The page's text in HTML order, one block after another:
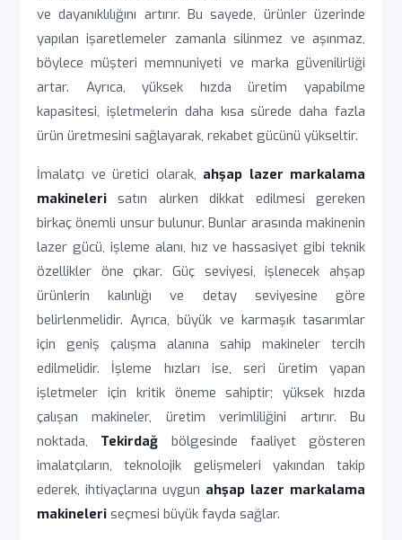
ve dayanıklılığını artırır. Bu sayede, ürünler üzerinde
yapılan işaretlemeler zamanla silinmez ve aşınmaz,
böylece müşteri memnuniyeti ve marka güvenilirliği
artar. Ayrıca, yüksek hızda üretim yapabilme
kapasitesi, işletmelerin daha kısa sürede daha fazla
ürün üretmesini sağlayarak, rekabet gücünü yükseltir.
İmalatçı ve üretici olarak, ahşap lazer markalama
makineleri satın alırken dikkat edilmesi gereken
birkaç önemli unsur bulunur. Bunlar arasında makinenin
lazer gücü, işleme alanı, hız ve hassasiyet gibi teknik
özellikler öne çıkar. Güç seviyesi, işlenecek ahşap
ürünlerin kalınlığı ve detay seviyesine göre
belirlenmelidir. Ayrıca, büyük ve karmaşık tasarımlar
için geniş çalışma alanına sahip makineler tercih
edilmelidir. İşleme hızları ise, seri üretim yapan
işletmeler için kritik öneme sahiptir; yüksek hızda
çalışan makineler, üretim verimliliğini artırır. Bu
noktada, Tekirdağ bölgesinde faaliyet gösteren
imalatçıların, teknolojik gelişmeleri yakından takip
ederek, ihtiyaçlarına uygun ahşap lazer markalama
makineleri seçmesi büyük fayda sağlar.